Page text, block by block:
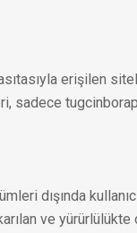
erişilen
sadece
dışında
ve